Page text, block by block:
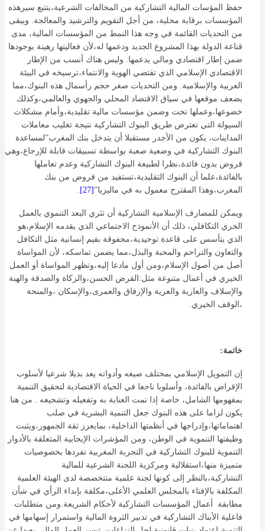
حفظ المؤسات المالية التشاركية من المخالفات الشرعية،بتتبع سيرهذه
المؤسسات برقابة محلية، من أجل التقويم والترشيد والمعالجة. ويبقى
من التحديات القائمة في وجه هذا النمط من المؤسسات المالية، مدى
قناعة الدولة بهذا المشروع الجديد ودعمها له،لأن فعاليتها رهينة بوجودها
ضمن إطار اقتصادي ومالي يدعمها. وليس هناك أنسب من الإطار
الاقتصادي الإسلامي الذي تقتضي الهوية والانتماء،ترسيخه في البيئة
العربية والإسلامية. ومن التحديات صغر حجم رأسمال هذه البنوك،مما
يضعف موقعها في سياق الاقتصاد المحلي والجهوي والعالمي،وكذلك
خضوعها،وعملها تحت وضمن مؤسسات مالية تقليدية،وأمام مشكلات
السيولة التي تعترض طريق البنوك التشاركية نتيجة تغليب معاملات
المداينات، يكون من الأجدر مستقبلا أن يتدخل بنك المغرب”لمساعدة
البنوك التشاركية في وضعية صعبة بواسطة تسبيقات قابلة للإرجاع،وهي
قروض بدون فائدة،نظرا لطبيعة البنوك التشاركية وعدم تعاملها
بالفائدة،علما أن البنوك التقليدية،تستفيد من قروض من بنك
المغرب،وهذا المقترح معمول به في ماليزيا”[27]
ويمكن للمصارف الإسلامية التشاركية أن تثري البعد التنموي بالعمل
الخري التكافلي، ذلك أن الأنموذح الاجتماعي الذي يقدمه الإسلام،هو
الذي يتأسس على قاعدة توحيدية،محفوقة بقيم إنسانية مثل التكافل
والتعاون والتراحم والمحبة والبذل،مما يضمن تماسكه، لأن المواساة
أصل من أصول الإسلام،ومن أول مادعا إليه،وتظهر المواساة أو العمل
الخيري في أعمال متنوعة مثل:القرض الحسن،والزكاة والصدقة والهبة
والإسلاف والعارية والعرية والإرفاق والعمرى،والإسكان ،والمنحة
،الوقف الخيري.
خاتمة:
إن التمويل الإسلامي بمختلف صيغه وأدواته يعد بديلا شرعيا لأسلوب
الإقراض بالفائدة، وأسلوبا ناجعا في الحياة الاقتصادية لتحقيق التنمية
بمفهومها الشامل، خاصة إذا تمت العناية به وتفعيله وتشجيعه . من هنا
يكون لزاما على هذه البنوك جعل التنمية البشرية في صلب
اهتماماتها،وإدراجها في أنظمتها الداخلية، بمايعزز ثقة الجمهور،ويثبت
وظيفتها التنموية في الوطن، ومن المؤشرات الإيجابية المتعلقة بالأدوار
التنموية للبنوك التشاركية في التجربة المغربية تفردها بخصوصيات
متميزة منها،استقلالية ومركزية اللجنة الشرعية للمالية
التشاركية،بالنظر إلى كونها لجنة علمية متتخصصة لدى الهيئة العلمية
المكلفة بالإفتاء بالمجلس العلمي الأعلى،مكلفة بإبداء الرأي في شأن
مطابقة أعمال المؤسسات التشاركية لأحكام الشريعة.ومن متطلبات
فاعلية الأبناك التشاركية في تدبير الثروة المالية واستمرار إسهامها في